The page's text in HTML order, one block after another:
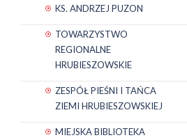
KS. ANDRZEJ PUZON
TOWARZYSTWO
REGIONALNE
HRUBIESZOWSKIE
ZESPÓŁ PIEŚNI I TAŃCA
ZIEMI HRUBIESZOWSKIEJ
MIEJSKA BIBLIOTEKA